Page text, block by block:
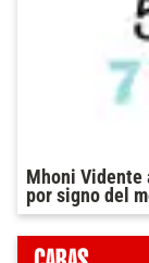
Mhoni Vidente
por signo del